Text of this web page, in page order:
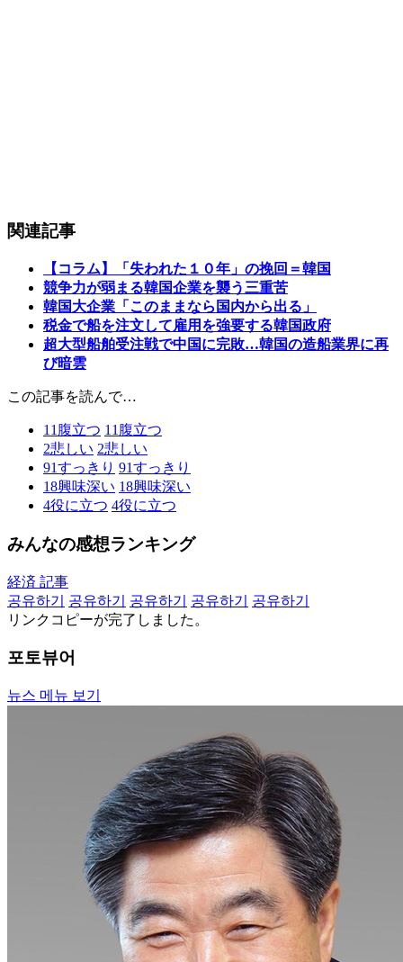
関連記事
【コラム】「失われた１０年」の挽回＝韓国
競争力が弱まる韓国企業を襲う三重苦
韓国大企業「このままなら国内から出る」
税金で船を注文して雇用を強要する韓国政府
超大型船舶受注戦で中国に完敗…韓国の造船業界に再
び暗雲
この記事を読んで…
11 腹立つ 11 腹立つ
2悲しい 2悲しい
91すっきり 91すっきり
18興味深い 18興味深い
4役に立つ 4役に立つ
みんなの感想ランキング
経済 記事
공유하기
공유하기 공유하기 공유하기
공유하기
リンクコピーが完了しました。
포토뷰어
뉴스 메뉴 보기